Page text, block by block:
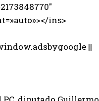
ins>
||